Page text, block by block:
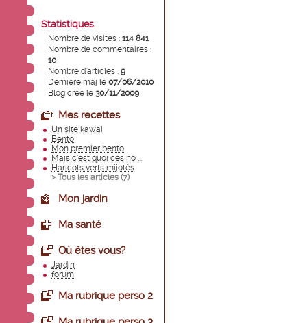
Statistiques
Nombre de visites : 114 841
Nombre de commentaires :
10
Nombre d'articles : 9
Dernière màj le 07/06/2010
Blog créé le 30/11/2009
Mes recettes
Un site kawai
Bento
Mon premier bento
Mais c'est quoi ces no ...
Haricots verts mijotés
> Tous les articles (7)
Mon jardin
Ma santé
Où êtes vous?
Jardin
forum
Ma rubrique perso 2